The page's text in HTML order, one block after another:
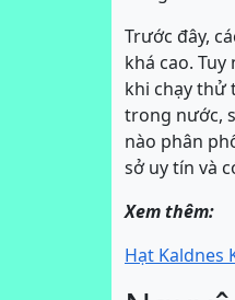
Trước đây,
khá cao.
khi chạy thử
trong nước,
nào phân
sở uy tín và
Xem thêm:
Hạt Kaldnes